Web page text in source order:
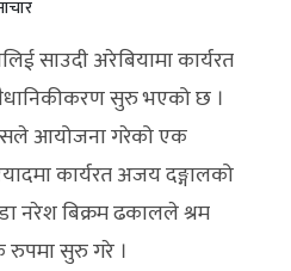
साउदी अरेबियामा कार्यरत
सुरु भएको छ ।
आयोजना गरेको एक
कार्यरत अजय दङ्गालको
नरेश बिक्रम ढकालले श्रम
सुरु गरे ।